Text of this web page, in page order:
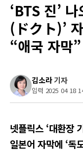
‘BTS 진’
(ドクト)’
“애국 자막
김소라기자
입력 2025 04 18
넷플릭스 ‘대환장
일본어 자막에 ‘독